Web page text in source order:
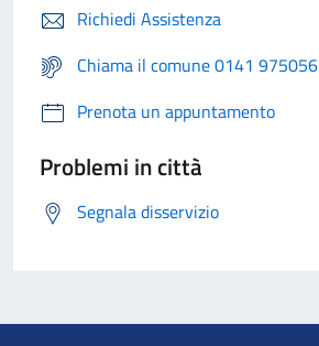
Richiedi Assistenza
Chiama il comune 0141 975056
Prenota un appuntamento
Problemi in città
Segnala disservizio